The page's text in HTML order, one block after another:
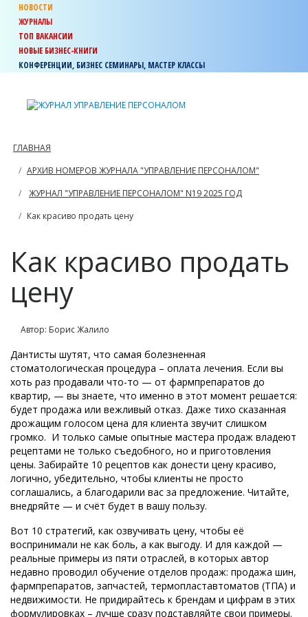
НОВОСТИ
ЖУРНАЛЫ
ТОП ВАКАНСИИ
НОВЫЕ БИЗНЕС-КНИГИ
КОНФЕРЕНЦИИ, БИЗНЕС СЕМИНАРЫ, МАСТЕР КЛАССЫ
ГЛАВНАЯ
АРХИВ НОМЕРОВ ЖУРНАЛА "УПРАВЛЕНИЕ ПЕРСОНАЛОМ"
ЖУРНАЛ "УПРАВЛЕНИЕ ПЕРСОНАЛОМ" N19 2025 ГОД
Как красиво продать цену
Как красиво продать
цену
Автор: Борис Жалило
Дантисты шутят, что самая болезненная
стоматологическая процедура – оплата лечения. Если вы
хоть раз продавали что-то — от фармпрепаратов до
квартир, — вы знаете, что именно в этот момент решается:
будет продажа или вежливый отказ. Даже тихо сказанная
дрожащим голосом цена для клиента звучит слишком
громко. И только самые опытные мастера продаж владеют
рецептами не только съедобного, но и приготовления
цены. Забирайте 10 рецептов как донести цену красиво,
логично, убедительно, чтобы клиенты не просто
соглашались, а благодарили вас за предложение. Читайте,
внедряйте — и счёт будет в вашу пользу.
Вот 10 стратегий, как озвучивать цену, чтобы её
воспринимали не как боль, а как выгоду. И для каждой —
реальные примеры из пяти отраслей, в которых автор
недавно проводил обучение отделов продаж: продажа шин,
фармпрепаратов, запчастей, термопластавтоматов (ТПА) и
недвижимости. Не придирайтесь к брендам и цифрам в этих
формулировках – лучше сразу подставляйте свои примеры.